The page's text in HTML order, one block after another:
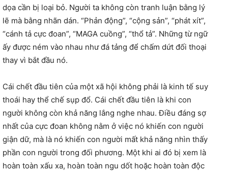
dọa cần bị loại bỏ. Người ta không còn tranh luận bằng lý
lẽ mà bằng nhãn dán. “Phản động”, “cộng sản”, “phát xít”,
“cánh tả cực đoan”, “MAGA cuồng”, “thổ tả”. Những từ ngữ
ấy được ném vào nhau như đá tảng để chấm dứt đối thoại
thay vì bắt đầu nó.
Cái chết đầu tiên của một xã hội không phải là kinh tế suy
thoái hay thể chế sụp đổ. Cái chết đầu tiên là khi con
người không còn khả năng lắng nghe nhau. Điều đáng sợ
nhất của cực đoan không nằm ở việc nó khiến con người
giận dữ, mà là nó khiến con người mất khả năng nhìn thấy
phần con người trong đối phương. Một khi ai đó bị xem là
hoàn toàn xấu xa, hoàn toàn ngu dốt hoặc hoàn toàn độc